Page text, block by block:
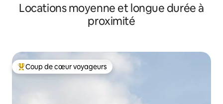
Locations moyenne et longue durée à
proximité
Coups de cœur voyageurs les plus appréciés
Coup de cœur voyageurs